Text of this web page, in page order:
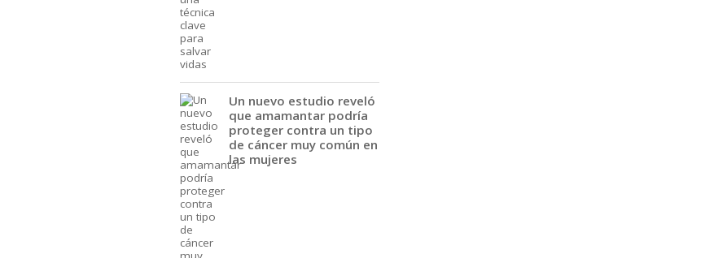
Un nuevo estudio reveló
que amamantar podría
proteger contra un tipo
de cáncer muy común en
las mujeres